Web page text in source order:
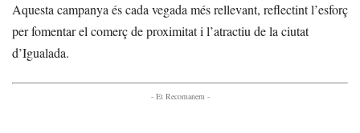
Aquesta campanya és cada vegada més rellevant, reflectint l’esforç
per fomentar el comerç de proximitat i l’atractiu de la ciutat
d’Igualada.
- Et Recomanem -